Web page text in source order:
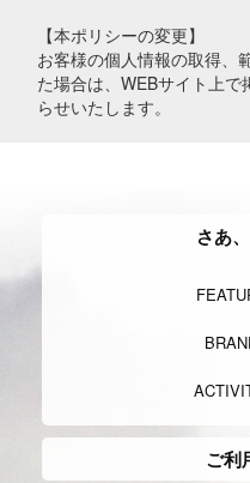
【本ポリシーの変更】
お客様の個人情報の取得、
た場合は、WEBサイト上
らせいたします。
さあ
ご利